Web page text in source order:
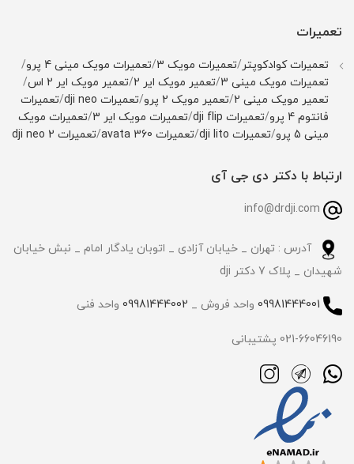
تعمیرات
تعمیرات کوادکوپتر/تعمیرات مویک 3 /تعمیرات مویک مینی 4 پرو
/
تعمیرات مویک مینی 3
/تعمیر مویک ایر 2 /تعمیر مویک ایر 2 اس
/
تعمیر مویک مینی 2
/تعمیر مویک 2 پرو /تعمیرات dji neo /تعمیرات
فانتوم 4 پرو
/تعمیرات dji flip /تعمیرات مویک ایر 3 /تعمیرات مویک
مینی 5 پرو
/تعمیرات dji lito /تعمیرات avata 360 /تعمیرات dji neo 2
ارتباط با دکتر دی جی آی
آدرس : تهران _ خیابان آزادی _ اتوبان یادگار امام _ نبش خیابان
شهیدان _ پلاک 7 دکتر dji
09981444001 واحد فروش _ 09981444002 واحد فنی
021-66046190 پشتیبانی